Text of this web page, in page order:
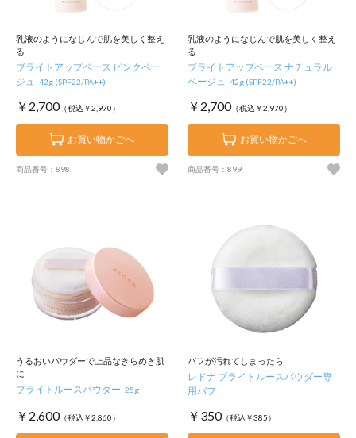
乳液のようになじんで肌を美しく整え
る
ブライトアップベース ピンクベー
ジュ
42g (SPF22/PA++)
￥2,700（税込￥2,970）
お買い物かごへ
商品番号：898
乳液のようになじんで肌を美しく整え
る
ブライトアップベース ナチュラル
ベージュ
42g (SPF22/PA++)
￥2,700（税込￥2,970）
お買い物かごへ
商品番号：899
うるおいパウダーで上品なきらめき肌
に
ブライトルースパウダー 25g
￥2,600（税込￥2,860）
パフが汚れてしまったら
レドナ ブライトルースパウダー専
用パフ
￥350（税込￥385）